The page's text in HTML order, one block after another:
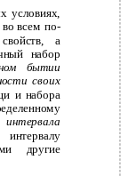
условиях,
во всем по­
а
набор
бытии
своих
и набора
интервала
другие